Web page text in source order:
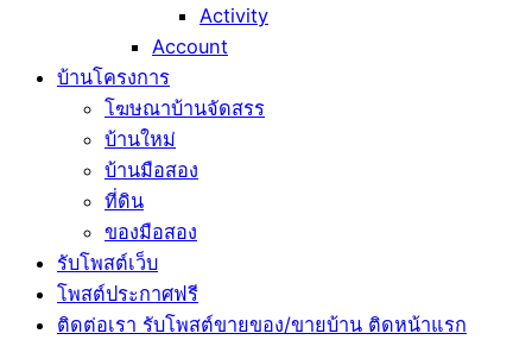
Activity
Account
บ้านโครงการ
โฆษณาบ้านจัดสรร
บ้านใหม่
บ้านมือสอง
ที่ดิน
ของมือสอง
รับโพสต์เว็บ
โพสต์ประกาศฟรี
ติดต่อเรา รับโพสต์ขายของ/ขายบ้าน ติดหน้าแรก